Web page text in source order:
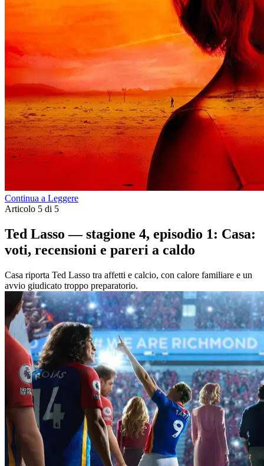
Continua a Leggere
Articolo 5 di 5
Ted Lasso — stagione 4, episodio 1: Casa:
voti, recensioni e pareri a caldo
Casa riporta Ted Lasso tra affetti e calcio, con calore familiare e un
avvio giudicato troppo preparatorio.